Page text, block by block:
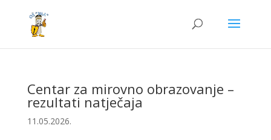
Centar za mirovno obrazovanje –
rezultati natječaja
11.05.2026.